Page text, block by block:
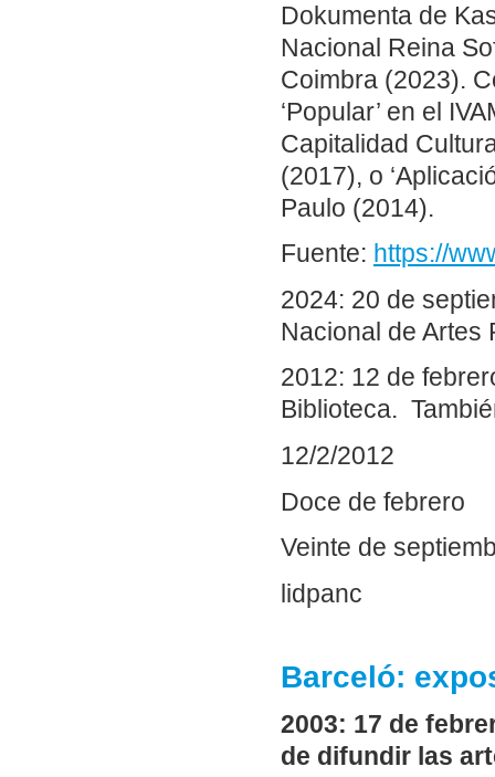
Dokumenta de
Nacional Reina
Coimbra (2023).
‘Popular’ en el
Capitalidad
(2017), o
Paulo (2014).
Fuente: https://
2024: 20 de
Nacional de Artes
2012: 12 de
Biblioteca.
12/2/2012
Doce de febrero
Veinte de
lidpanc
Barceló:
2003: 17 de
de difundir las